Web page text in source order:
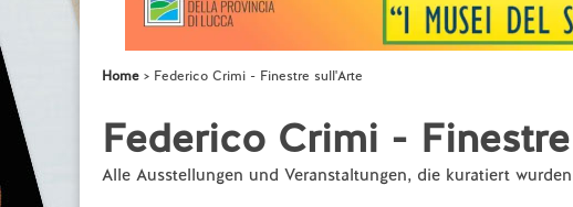
Home Federico Crimi - Finestre sull'Arte
Federico Crimi -
Alle Ausstellungen und Veranstaltungen, die kuratiert